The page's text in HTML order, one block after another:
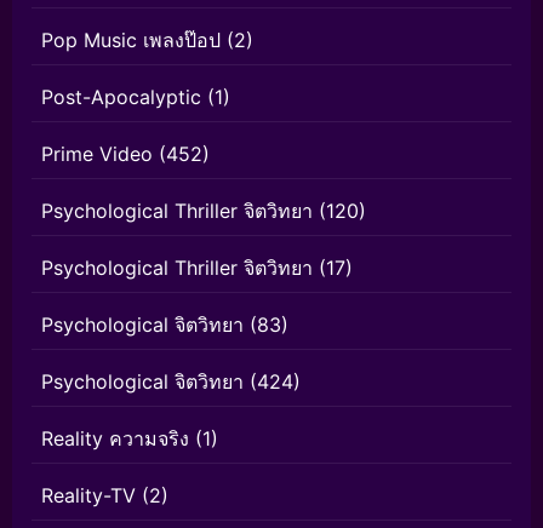
Pop Music เพลงป๊อป (2)
Post-Apocalyptic (1)
Prime Video (452)
Psychological Thriller จิตวิทยา (120)
Psychological Thriller จิตวิทยา (17)
Psychological จิตวิทยา (83)
Psychological จิตวิทยา (424)
Reality ความจริง (1)
Reality-TV (2)